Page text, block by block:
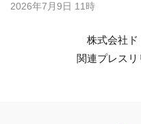
2026年7月9日 11時
株式会社
関連プレスリ